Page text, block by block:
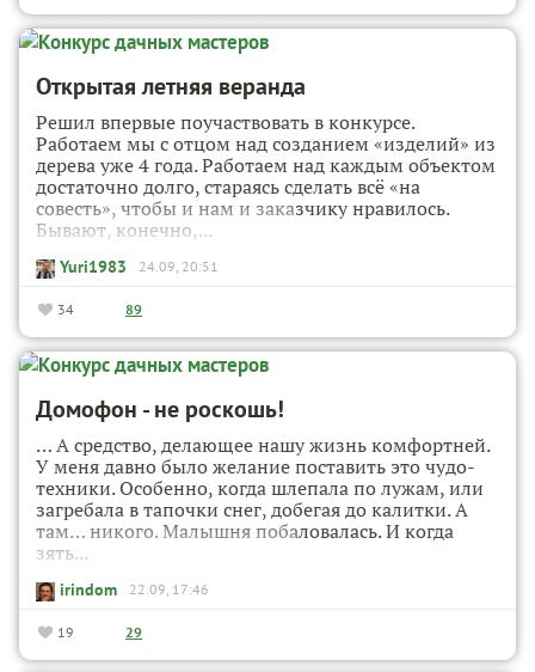
Открытая летняя веранда
Решил впервые поучаствовать в конкурсе.
Работаем мы с отцом над созданием «изделий» из
дерева уже 4 года. Работаем над каждым объектом
достаточно долго, стараясь сделать всё «на
совесть», чтобы и нам и заказчику нравилось.
Бывают, конечно,...
Yuri1983 24.09, 20:51
34 89
Домофон - не роскошь!
… А средство, делающее нашу жизнь комфортней.
У меня давно было желание поставить это чудо-
техники. Особенно, когда шлепала по лужам, или
загребала в тапочки снег, добегая до калитки. А
там… никого. Малышня побаловалась. И когда
зять...
irindom 22.09, 17:46
19 29